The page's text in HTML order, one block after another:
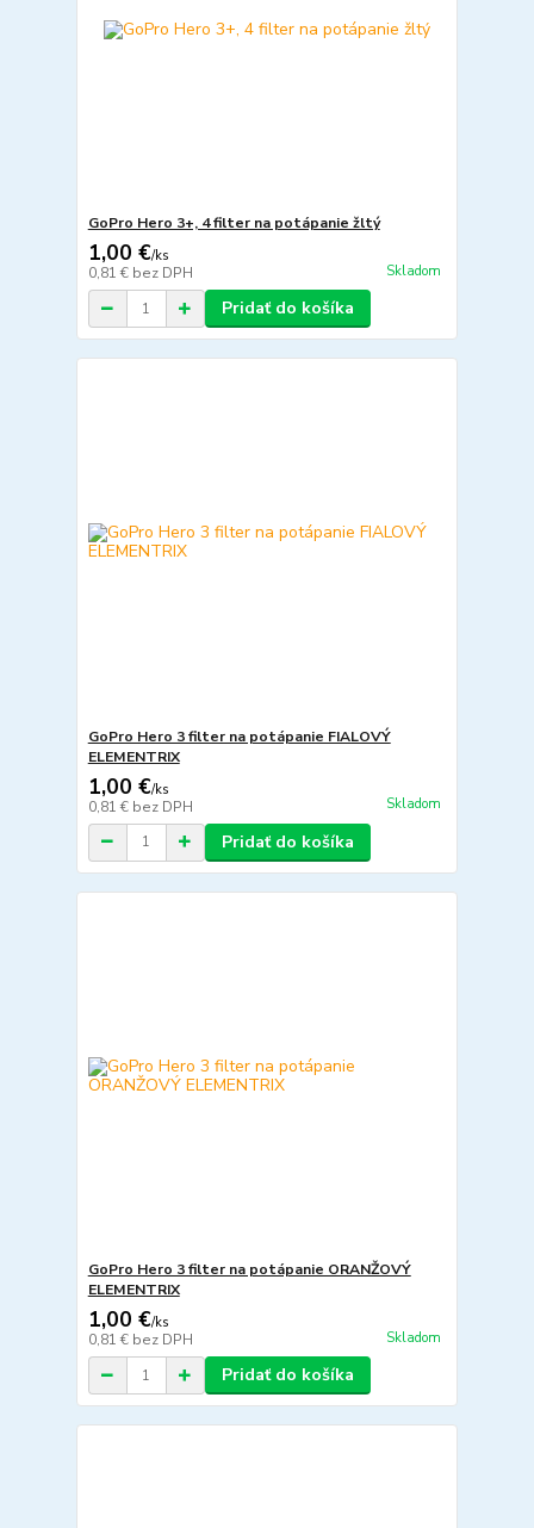
GoPro Hero 3+, 4 filter na potápanie žltý
1,00 €/ks
0,81 € bez DPH Skladom
Pridať do košíka
GoPro Hero 3 filter na potápanie FIALOVÝ
ELEMENTRIX
1,00 €/ks
0,81 € bez DPH Skladom
Pridať do košíka
GoPro Hero 3 filter na potápanie ORANŽOVÝ
ELEMENTRIX
1,00 €/ks
0,81 € bez DPH Skladom
Pridať do košíka